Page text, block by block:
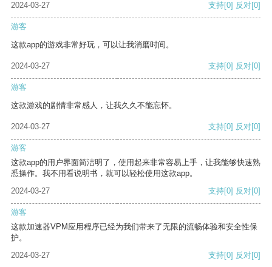
2024-03-27 支持[0] 反对[0]
游客
这款app的游戏非常好玩，可以让我消磨时间。
2024-03-27 支持[0] 反对[0]
游客
这款游戏的剧情非常感人，让我久久不能忘怀。
2024-03-27 支持[0] 反对[0]
游客
这款app的用户界面简洁明了，使用起来非常容易上手，让我能够快速熟
悉操作。我不用看说明书，就可以轻松使用这款app。
2024-03-27
支持[0] 反对[0]
游客
这款加速器VPM应用程序已经为我们带来了无限的流畅体验和安全性保
护。
2024-03-27
支持[0] 反对[0]